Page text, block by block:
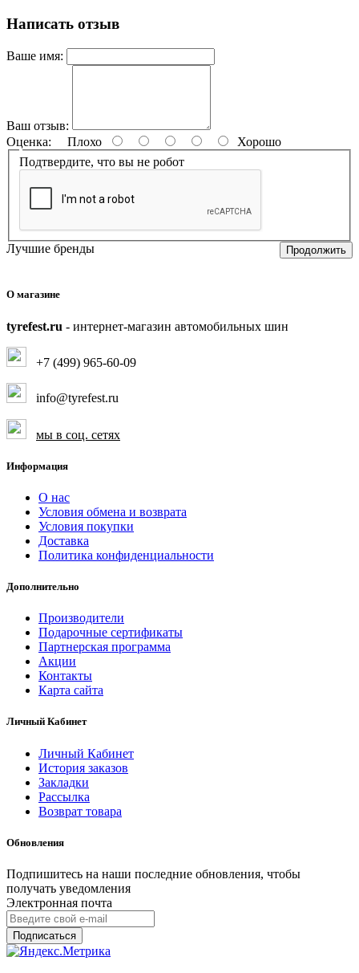
Написать отзыв
Ваше имя:
Ваш отзыв:
Оценка: Плохо
Хорошо
Подтвердите, что вы не робот
Продолжить
Лучшие бренды
О магазине
tyrefest.ru - интернет-магазин автомобильных шин
+7 (499) 965-60-09
info@tyrefest.ru
мы в соц. сетях
Информация
О нас
Условия обмена и возврата
Условия покупки
Доставка
Политика конфиденциальности
Дополнительно
Производители
Подарочные сертификаты
Партнерская программа
Акции
Контакты
Карта сайта
Личный Кабинет
Личный Кабинет
История заказов
Закладки
Рассылка
Возврат товара
Обновления
Подпишитесь на наши последние обновления, чтобы
получать уведомления
Электронная почта
Подписаться